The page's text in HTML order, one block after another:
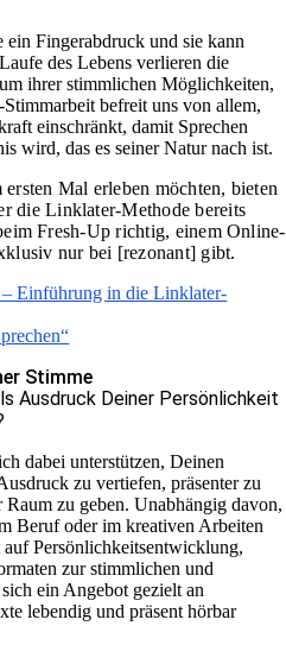
Fingerabdruck und sie kann
des Lebens verlieren die
ihrer stimmlichen Möglichkeiten,
befreit uns von allem,
einschränkt, damit Sprechen
wird, das es seiner Natur nach ist.
Mal erleben möchten, bieten
die Linklater-Methode bereits
Fresh-Up richtig, einem Online-
nur bei [rezonant] gibt.
Einführung in die Linklater-
Stimme
Ausdruck Deiner Persönlichkeit
dabei unterstützen, Deinen
zu vertiefen, präsenter zu
zu geben. Unabhängig davon,
Beruf oder im kreativen Arbeiten
Persönlichkeitsentwicklung,
zur stimmlichen und
ein Angebot gezielt an
lebendig und präsent hörbar